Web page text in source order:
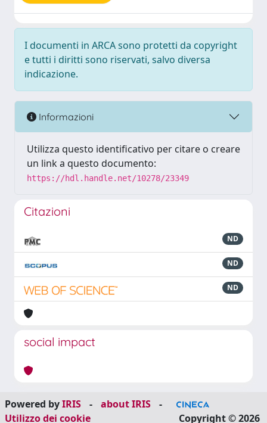
I documenti in ARCA sono protetti da copyright
e tutti i diritti sono riservati, salvo diversa
indicazione.
Informazioni
Utilizza questo identificativo per citare o creare
un link a questo documento:
https://hdl.handle.net/10278/23349
Citazioni
ND
ND
ND
social impact
Powered byIRIS - about IRIS
-
Utilizzo dei cookie
Copyright © 2026